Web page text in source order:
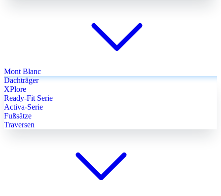
Mont Blanc
Dachträger
XPlore
Ready-Fit Serie
Activa-Serie
Fußsätze
Traversen